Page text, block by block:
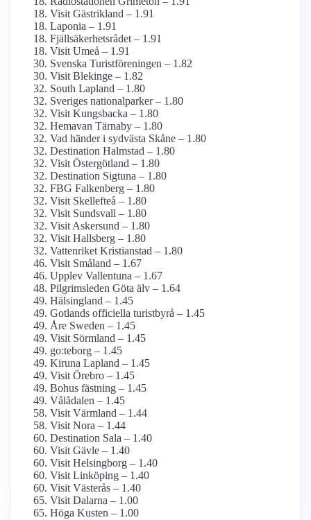
Visit Gästrikland – 1.91
Laponia – 1.91
Fjällsäkerhetsrådet – 1.91
Visit Umeå – 1.91
Svenska Turistföreningen – 1.82
Visit Blekinge – 1.82
South Lapland – 1.80
Sveriges nationalparker – 1.80
Visit Kungsbacka – 1.80
Hemavan Tärnaby – 1.80
Vad händer i sydvästa Skåne – 1.80
Destination Halmstad – 1.80
Visit Östergötland – 1.80
Destination Sigtuna – 1.80
FBG Falkenberg – 1.80
Visit Skellefteå – 1.80
Visit Sundsvall – 1.80
Visit Askersund – 1.80
Visit Hallsberg – 1.80
Vattenriket Kristianstad – 1.80
Visit Småland – 1.67
Upplev Vallentuna – 1.67
Pilgrimsleden Göta älv – 1.64
Hälsingland – 1.45
Gotlands officiella turistbyrå – 1.45
Åre Sweden – 1.45
Visit Sörmland – 1.45
go:teborg – 1.45
Kiruna Lapland – 1.45
Visit Örebro – 1.45
Bohus fästning – 1.45
Vålådalen – 1.45
Visit Värmland – 1.44
Visit Nora – 1.44
Destination Sala – 1.40
Visit Gävle – 1.40
Visit Helsingborg – 1.40
Visit Linköping – 1.40
Visit Västerås – 1.40
Visit Dalarna – 1.00
Höga Kusten – 1.00